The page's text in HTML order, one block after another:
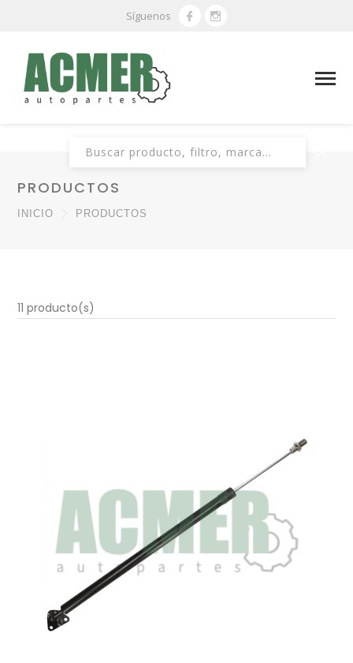
Síguenos
Buscar:
PRODUCTOS
INICIO PRODUCTOS
11 producto(s)